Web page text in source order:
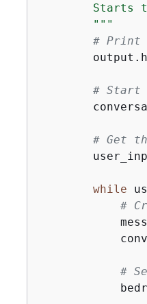
Starts
        """
# Print
# Start
# Get
while
#
#